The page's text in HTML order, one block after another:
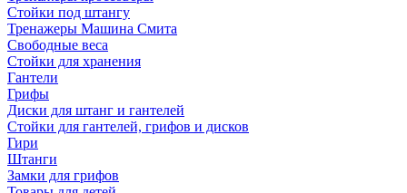
Стойки под штангу
Тренажеры Машина Смита
Свободные веса
Стойки для хранения
Гантели
Грифы
Диски для штанг и гантелей
Стойки для гантелей, грифов и дисков
Гири
Штанги
Замки для грифов